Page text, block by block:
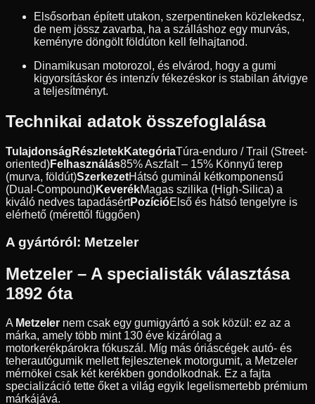
Elsősorban épített utakon, szerpentineken közlekedsz,
de nem jössz zavarba, ha a szálláshoz egy murvás,
keményre döngölt földúton kell felhajtanod.
Dinamikusan motorozol, és elvárod, hogy a gumi
kigyorsításkor és intenzív fékezéskor is stabilan átvigye
a teljesítményt.
Technikai adatok összefoglalása
Tulajdonság RészletekKategóriaTúra-enduro / Trail (Street-
oriented)Felhasználás85% Aszfalt – 15% Könnyű terep
(murva, földút)SzerkezetHátsó guminál kétkomponensű
(Dual-Compound)KeverékMagas szilika (High-Silica) a
kiváló nedves tapadásértPozícióElső és hátsó tengelyre is
elérhető (mérettől függően)
A gyártóról: Metzeler
Metzeler – A specialisták választása
1892 óta
A Metzeler nem csak egy gumigyártó a sok közül: ez az a
márka, amely több mint 130 éve kizárólag a
motorkerékpárokra fókuszál. Míg más óriáscégek autó- és
teherautógumik mellett fejlesztenek motorgumit, a Metzeler
mérnökei csak két kerékben gondolkodnak. Ez a fajta
specializáció tette őket a világ egyik legelismertebb prémium
márkájává.